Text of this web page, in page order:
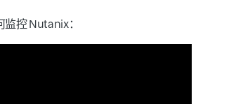
控 Nutanix：